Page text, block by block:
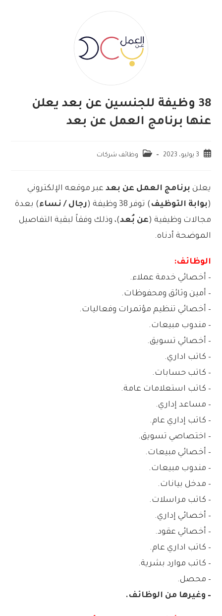
38 وظيفة للجنسين عن بعد يعلن
عنها برنامج العمل عن بعد
3 يوليو، 2023 وظائف شركات
يعلن برنامج العمل عن بعد عبر موقعه الإلكتروني
(بوابة التوظيف ) توفر 38 وظيفة ( رجال / نساء) بعدة
مجالات وظيفية (عن بُعد)، وذلك وفقاً لبقية التفاصيل
الموضحة أدناه.
الوظائف:
– أخصائي خدمة عملاء.
– أمين وثائق ومحفوظات.
– أخصائي تنظيم مؤتمرات وفعاليات.
– مندوب مبيعات.
– أخصائي تسويق.
– كاتب اداري.
– كاتب حسابات.
– كاتب استعلامات عامة.
– مساعد إداري.
– كاتب إداري عام.
– اختصاصي تسويق.
– أخصائي مبيعات.
– مندوب مبيعات.
– مدخل بيانات.
– كاتب مراسلات.
– أخصائي إداري.
– أخصائي عقود.
– كاتب اداري عام.
– كاتب موارد بشرية.
– محصل.
– وغيرها من الوظائف.